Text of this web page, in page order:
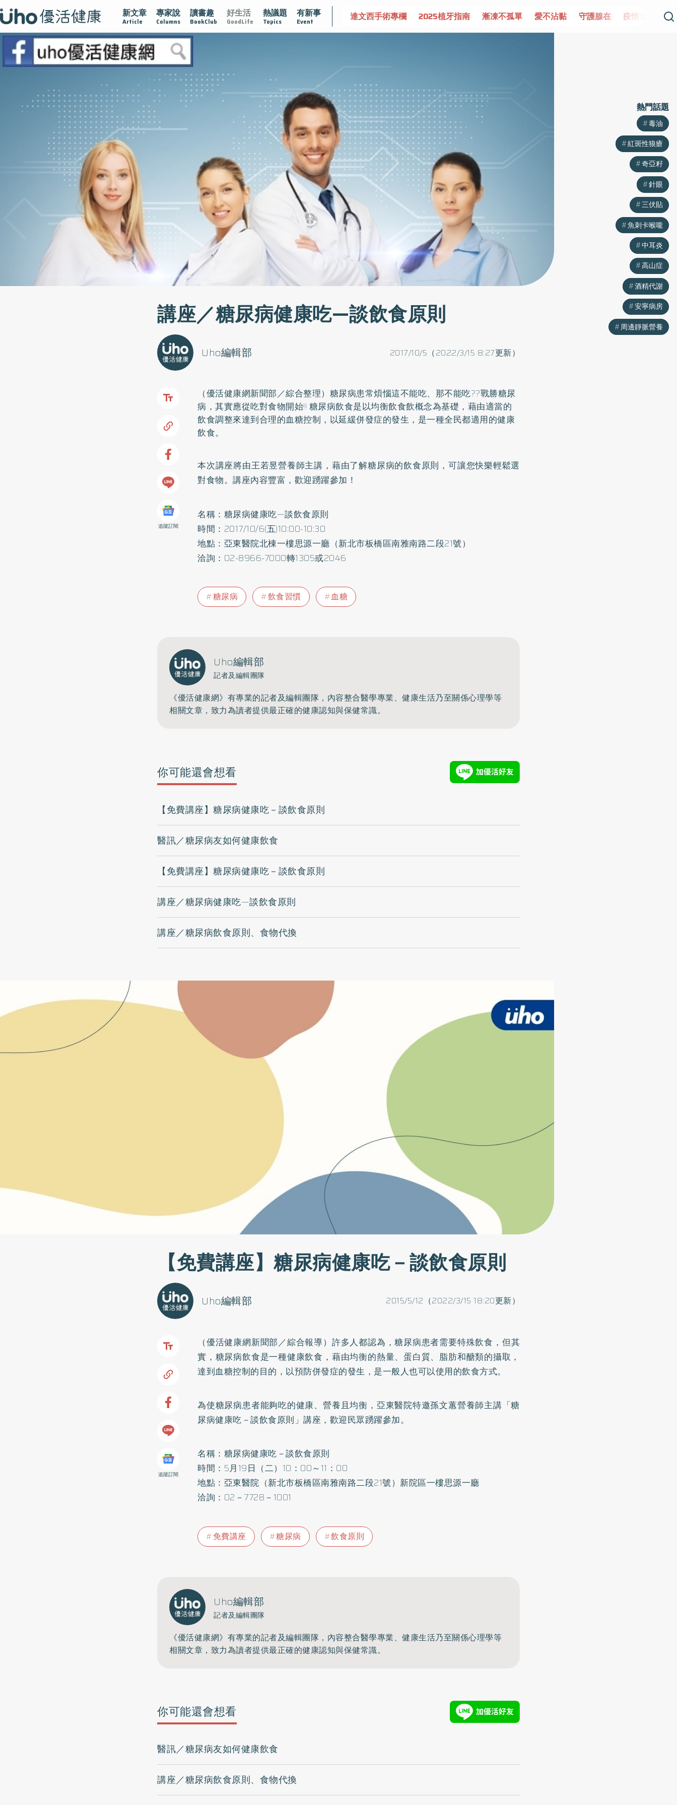
新文章
Article
專家說
Columns
讀書趣
BookClub
好生活
GoodLife
熱議題
Topics
有新事
Event
守護腺在 疫情保衛戰 再生醫學 愛的未來視 認識攝護腺肥大 守護骨骼健康 達文西手術專欄 2025植牙指南 漸凍不孤單 愛不沾黏 守護腺在 疫情保衛戰 再
講座／糖尿病健康吃—談飲食原則
2017/10/5（2022/3/15 8:27更新）
Uho編輯部
追蹤訂閱
（優活健康網新聞部／綜合整理） 糖尿病患常煩惱這不能吃、那不能吃??戰勝糖尿
病，其實應從吃對食物開始!! 糖尿病飲食是以均衡飲食飲概念為基礎，藉由適當的
飲食調整來達到合理的血糖控制，以延緩併發症的發生，是一種全民都適用的健康
飲食。
本次講座將由王若昱營養師主講，藉由了解糖尿病的飲食原則，可讓您快樂輕鬆選
對食物。講座內容豐富，歡迎踴躍參加！
名稱：糖尿病健康吃—談飲食原則
時間：2017/10/6(五)10:00-10:30
地點：亞東醫院北棟一樓思源一廳（新北市板橋區南雅南路二段21號）
洽詢：02-8966-7000轉1305或2046
糖尿病 飲食習慣 血糖
Uho編輯部
記者及編輯團隊
《優活健康網》有專業的記者及編輯團隊，內容整合醫學專業、健康生活乃至關係心理學等
相關文章，致力為讀者提供最正確的健康認知與保健常識。
你可能還會想看
【免費講座】糖尿病健康吃－談飲食原則
醫訊／糖尿病友如何健康飲食
【免費講座】糖尿病健康吃－談飲食原則
講座／糖尿病健康吃—談飲食原則
講座／糖尿病飲食原則、食物代換
熱門話題
毒油
紅斑性狼瘡
奇亞籽
針眼
三伏貼
魚刺卡喉嚨
中耳炎
高山症
酒精代謝
安寧病房
周邊靜脈營養
【免費講座】糖尿病健康吃－談飲食原則
2015/5/12（2022/3/15 18:20更新）
Uho編輯部
追蹤訂閱
（優活健康網新聞部／綜合報導）許多人都認為，糖尿病患者需要特殊飲食，但其
實，糖尿病飲食是一種健康飲食，藉由均衡的熱量、蛋白質、脂肪和醣類的攝取，
達到血糖控制的目的，以預防併發症的發生，是一般人也可以使用的飲食方式。
為使糖尿病患者能夠吃的健康、營養且均衡，亞東醫院特邀孫文蕙營養師主講「糖
尿病健康吃－談飲食原則」講座，歡迎民眾踴躍參加。
名稱：糖尿病健康吃－談飲食原則
時間：5月19日（二）10：00～11：00
地點：亞東醫院（新北市板橋區南雅南路二段21號）新院區一樓思源一廳
洽詢：02－7728－1001
免費講座 糖尿病 飲食原則
Uho編輯部
記者及編輯團隊
《優活健康網》有專業的記者及編輯團隊，內容整合醫學專業、健康生活乃至關係心理學等
相關文章，致力為讀者提供最正確的健康認知與保健常識。
你可能還會想看
醫訊／糖尿病友如何健康飲食
講座／糖尿病飲食原則、食物代換
熱門話題
毒油
紅斑性狼瘡
奇亞籽
針眼
三伏貼
魚刺卡喉嚨
中耳炎
高山症
酒精代謝
安寧病房
周邊靜脈營養